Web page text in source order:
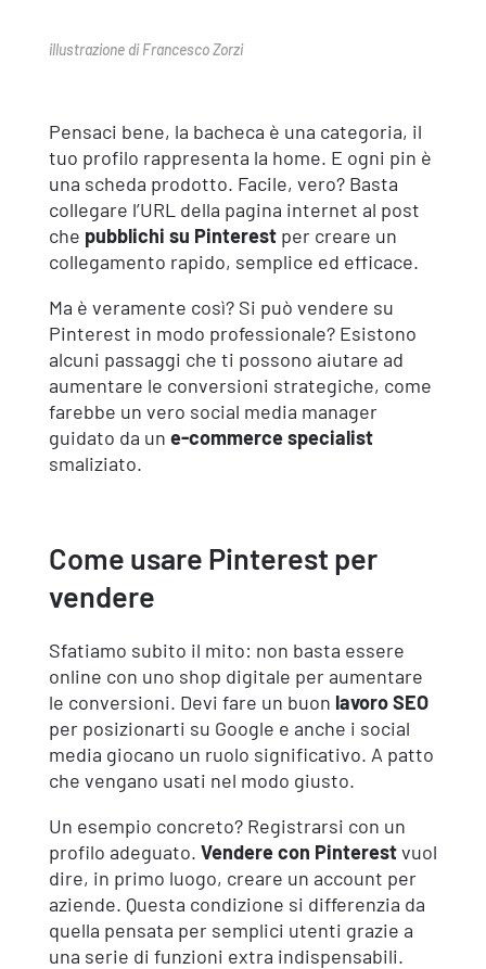
illustrazione di Francesco Zorzi
Pensaci bene, la bacheca è una categoria, il
tuo profilo rappresenta la home. E ogni pin è
una scheda prodotto. Facile, vero? Basta
collegare l’URL della pagina internet al post
che pubblichi su Pinterestper creare un
collegamento rapido, semplice ed efficace.
Ma è veramente così? Si può vendere su
Pinterest in modo professionale? Esistono
alcuni passaggi che ti possono aiutare ad
aumentare le conversioni strategiche, come
farebbe un vero social media manager
guidato da un e-commerce specialist
smaliziato.
Come usare Pinterest per
vendere
Sfatiamo subito il mito: non basta essere
online con uno shop digitale per aumentare
le conversioni. Devi fare un buon lavoro SEO
per posizionarti su Google e anche i social
media giocano un ruolo significativo. A patto
che vengano usati nel modo giusto.
Un esempio concreto? Registrarsi con un
profilo adeguato. Vendere con Pinterestvuol
dire, in primo luogo, creare un account per
aziende. Questa condizione si differenzia da
quella pensata per semplici utenti grazie a
una serie di funzioni extra indispensabili.